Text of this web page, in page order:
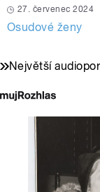
27. červenec 2024
Osudové ženy
Největší